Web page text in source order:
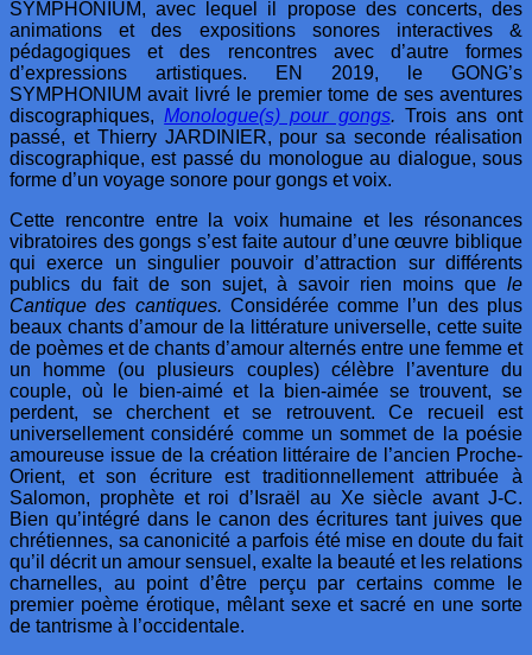
SYMPHONIUM, avec lequel il propose des concerts, des
animations et des expositions sonores interactives &
pédagogiques et des rencontres avec d’autre formes
d’expressions artistiques. EN 2019, le GONG’s
SYMPHONIUM avait livré le premier tome de ses aventures
discographiques,Monologue(s) pour gongs. Trois ans ont
passé, et Thierry JARDINIER, pour sa seconde réalisation
discographique, est passé du monologue au dialogue, sous
forme d’un voyage sonore pour gongs et voix.
Cette rencontre entre la voix humaine et les résonances
vibratoires des gongs s’est faite autour d’uneœuvre biblique
qui exerce un singulier pouvoir d’attraction sur différents
publics du fait de son sujet, à savoir rien moins que le
Cantique des cantiques. Considérée comme l’un des plus
beaux chants d’amour de la littérature universelle, cette suite
de poèmes et de chants d’amour alternés entre une femme et
un homme (ou plusieurs couples) célèbre l’aventure du
couple, où le bien-aimé et la bien-aimée se trouvent, se
perdent, se cherchent et se retrouvent. Ce recueil est
universellement considéré comme un sommet de la poésie
amoureuse issue de la création littéraire de l’ancien Proche-
Orient, et son écriture est traditionnellement attribuée à
Salomon, prophète et roi d’Israël au Xe siècle avant J-C.
Bien qu’intégré dans le canon des écritures tant juives que
chrétiennes, sa canonicité a parfois été mise en doute du fait
qu’il décrit un amour sensuel, exalte la beauté et les relations
charnelles, au point d’être perçu par certains comme le
premier poème érotique, mêlant sexe et sacré en une sorte
de tantrisme à l’occidentale.